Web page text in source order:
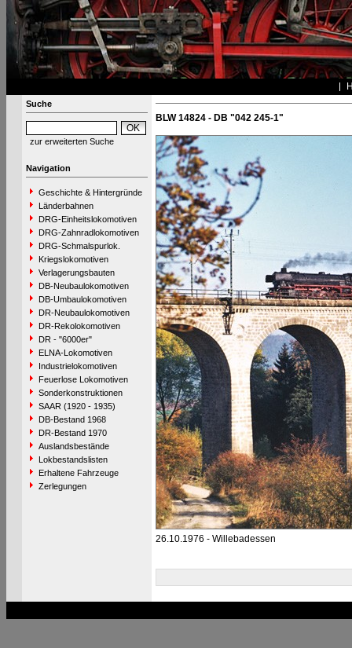
Suche
zur erweiterten Suche
Navigation
Geschichte & Hintergründe
Länderbahnen
DRG-Einheitslokomotiven
DRG-Zahnradlokomotiven
DRG-Schmalspurlok.
Kriegslokomotiven
Verlagerungsbauten
DB-Neubaulokomotiven
DB-Umbaulokomotiven
DR-Neubaulokomotiven
DR-Rekolokomotiven
DR - "6000er"
ELNA-Lokomotiven
Industrielokomotiven
Feuerlose Lokomotiven
Sonderkonstruktionen
SAAR (1920 - 1935)
DB-Bestand 1968
DR-Bestand 1970
Auslandsbestände
Lokbestandslisten
Erhaltene Fahrzeuge
Zerlegungen
BLW 14824 - DB "042 245-1"
26.10.1976 - Willebadessen